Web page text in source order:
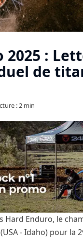
2025 :
de
: 2 min
Hard Enduro, le
- Idaho) pour la